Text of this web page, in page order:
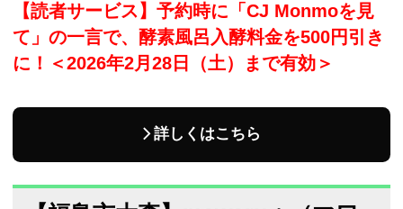
【読者サービス】予約時に「CJ Monmoを見
て」の一言で、酵素風呂入酵料金を500円引き
に！＜2026年2月28日（土）まで有効＞
詳しくはこちら